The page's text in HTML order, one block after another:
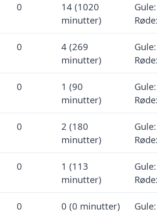
0
14 (1020
minutter)
0
4 (269
minutter)
0
1 (90
minutter)
0
2 (180
minutter)
0
1 (113
minutter)
0 0 (0 minutter)